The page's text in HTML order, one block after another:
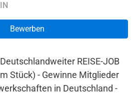
Bewerben
REISE-JOB
Stück) - Gewinne Mitglieder
in Deutschland -